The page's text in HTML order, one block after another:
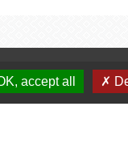
accept all